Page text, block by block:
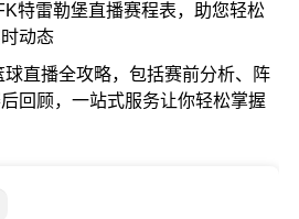
特雷勒堡直播赛程表，助您轻松
动态
直播全攻略，包括赛前分析、阵
回顾，一站式服务让你轻松掌握